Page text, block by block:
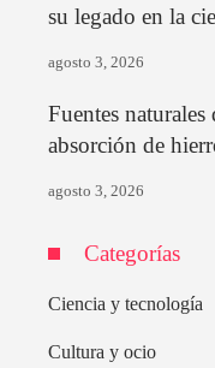
su legado en la
agosto 3, 2026
Fuentes
absorción de
agosto 3, 2026
Categorías
Ciencia y tecnología
Cultura y ocio